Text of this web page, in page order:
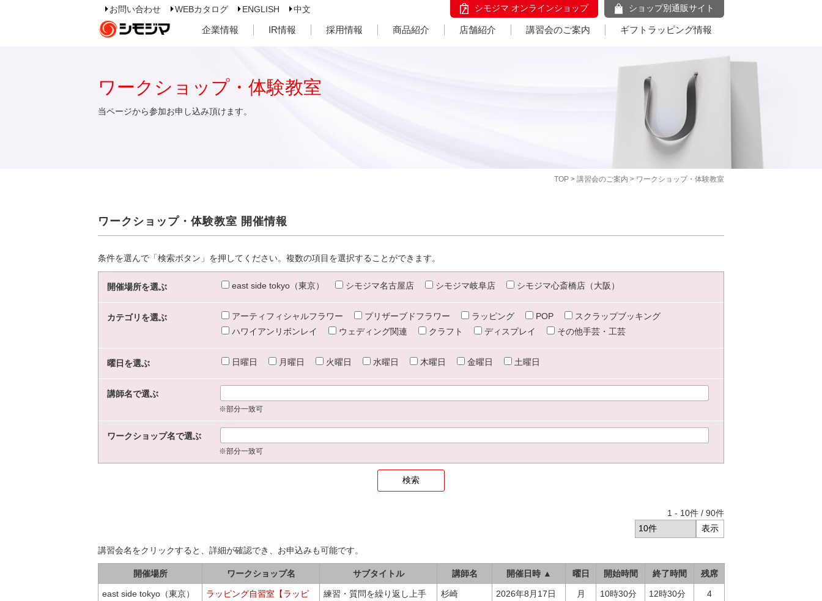
お問い合わせ WEBカタログ ENGLISH 中文 シモジマ オンラインショップ ショップ別通販サイト
企業情報 IR情報 採用情報 商品紹介 店舗紹介 講習会のご案内 ギフトラッピング情報
TOP > 講習会のご案内 > ワークショップ・体験教室
ワークショップ・体験教室
当ページから参加お申し込み頂けます。
ワークショップ・体験教室 開催情報
条件を選んで「検索ボタン」を押してください。複数の項目を選択することができます。
開催場所を選ぶ east side tokyo（東京） シモジマ名古屋店 シモジマ岐阜店 シモジマ心斎橋店（大阪）
カテゴリを選ぶ アーティフィシャルフラワー プリザーブドフラワー ラッピング POP
スクラップブッキング
ハワイアンリボンレイ
ウェディング関連 クラフト ディスプレイ その他手芸・工芸
曜日を選ぶ 日曜日 月曜日 火曜日 水曜日 木曜日 金曜日 土曜日
講師名で選ぶ
※部分一致可
ワークショップ名で選ぶ
※部分一致可
1 - 10件 / 90件
講習会名をクリックすると、詳細が確認でき、お申込みも可能です。
開催場所 ワークショップ名 サブタイトル 講師名 開催日時 ▲ 曜日 開始時間 終了時間 残席
east side tokyo（東京）
ラッピング自習室【ラッピ
練習・質問を繰り返し上手
杉崎 2026年8月17日 月 10時30分 12時30分 4